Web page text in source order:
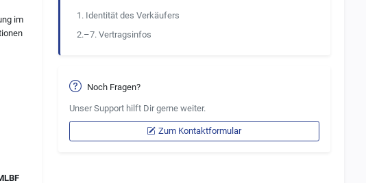
im
1. Identität des Verkäufers
2.–7. Vertragsinfos
Noch Fragen?
Unser Support hilft Dir gerne weiter.
Zum Kontaktformular